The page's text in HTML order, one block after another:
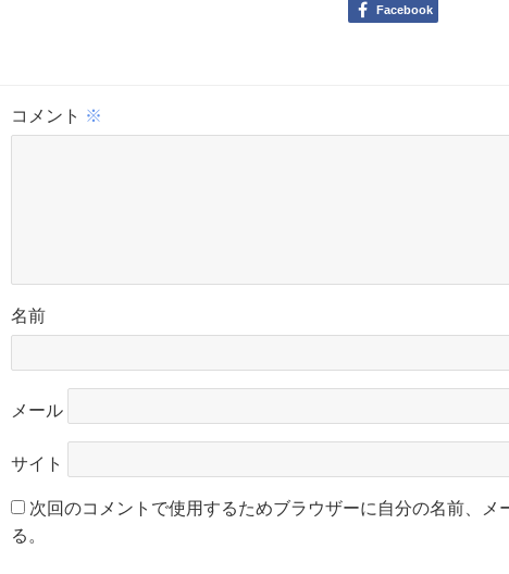
Facebook
コメント ※
名前
メール
サイト
次回のコメントで使用するためブラウザーに自分の名前、メ
る。